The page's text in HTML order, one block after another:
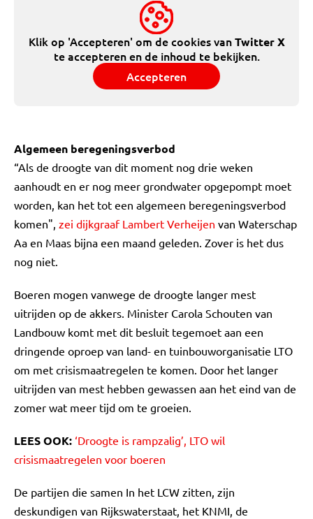
Klik op 'Accepteren' om de cookies vanTwitter X
te accepteren en de inhoud te bekijken.
Accepteren
Algemeen beregeningsverbod
“Als de droogte van dit moment nog drie weken
aanhoudt en er nog meer grondwater opgepompt moet
worden, kan het tot een algemeen beregeningsverbod
komen", zei dijkgraaf Lambert Verheijen van Waterschap
Aa en Maas bijna een maand geleden. Zover is het dus
nog niet.
Boeren mogen vanwege de droogte langer mest
uitrijden op de akkers. Minister Carola Schouten van
Landbouw komt met dit besluit tegemoet aan een
dringende oproep van land- en tuinbouworganisatie LTO
om met crisismaatregelen te komen. Door het langer
uitrijden van mest hebben gewassen aan het eind van de
zomer wat meer tijd om te groeien.
LEES OOK: ‘Droogte is rampzalig’, LTO wil
crisismaatregelen voor boeren
De partijen die samen In het LCW zitten, zijn
deskundigen van Rijkswaterstaat, het KNMI, de